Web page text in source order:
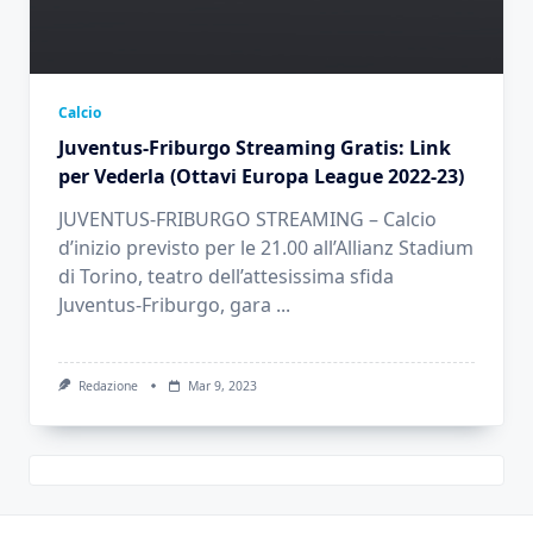
Calcio
Juventus-Friburgo Streaming Gratis: Link
per Vederla (Ottavi Europa League 2022-23)
JUVENTUS-FRIBURGO STREAMING – Calcio
d’inizio previsto per le 21.00 all’Allianz Stadium
di Torino, teatro dell’attesissima sfida
Juventus-Friburgo, gara ...
Redazione Mar 9, 2023